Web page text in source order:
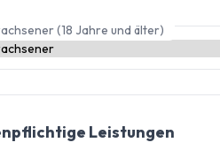
(18 Jahre und älter)
Leistungen